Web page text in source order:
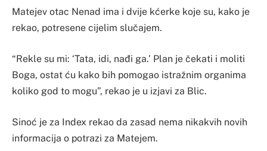
Matejev otac Nenad ima i dvije kćerke koje su, kako je
rekao, potresene cijelim slučajem.
“Rekle su mi: ‘Tata, idi, nađi ga.’ Plan je čekati i moliti
Boga, ostat ću kako bih pomogao istražnim organima
koliko god to mogu”, rekao je u izjavi za Blic.
Sinoć je za Index rekao da zasad nema nikakvih novih
informacija o potrazi za Matejem.